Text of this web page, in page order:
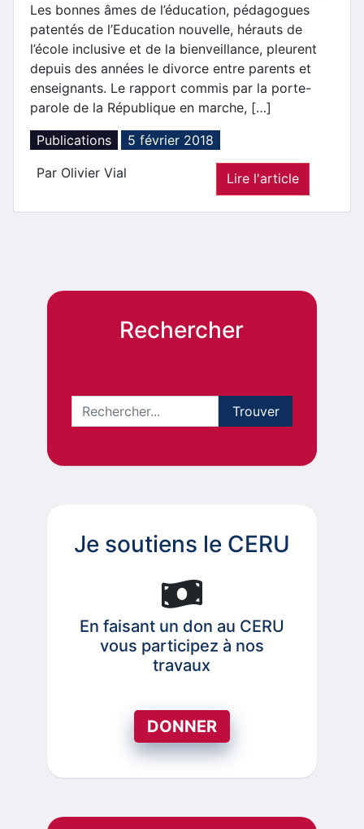
Les bonnes âmes de l’éducation, pédagogues
patentés de l’Education nouvelle, hérauts de
l’école inclusive et de la bienveillance, pleurent
depuis des années le divorce entre parents et
enseignants. Le rapport commis par la porte-
parole de la République en marche, […]
Publications
5 février 2018
Par Olivier Vial
Lire l'article
Rechercher
Je soutiens le CERU
En faisant un don au CERU
vous participez à nos
travaux
DONNER